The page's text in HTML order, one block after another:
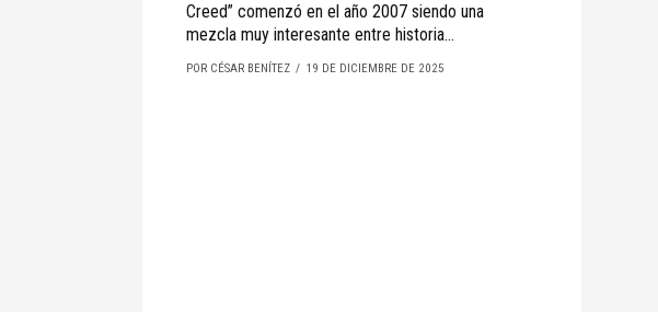
Creed” comenzó en el año 2007 siendo una
mezcla muy interesante entre historia...
POR CÉSAR BENÍTEZ 19 DE DICIEMBRE DE 2025